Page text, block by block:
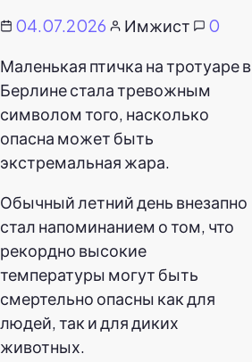
04.07.2026 Имжист
0
Маленькая птичка на тротуаре в
Берлине стала тревожным
символом того, насколько
опасна может быть
экстремальная жара.
Обычный летний день внезапно
стал напоминанием о том, что
рекордно высокие
температуры могут быть
смертельно опасны как для
людей, так и для диких
животных.